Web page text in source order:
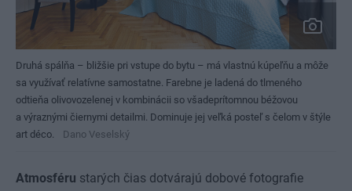
Druhá spálňa – bližšie pri vstupe do bytu – má vlastnú kúpeľňu a môže
sa využívať relatívne samostatne. Farebne je ladená do tlmeného
odtieňa olivovozelenej v kombinácii so všadeprítomnou béžovou
a výraznými čiernymi detailmi. Dominuje jej veľká posteľ s čelom v štýle
art déco.
Dano Veselský
Atmosféru starých čias dotvárajú dobové fotografie